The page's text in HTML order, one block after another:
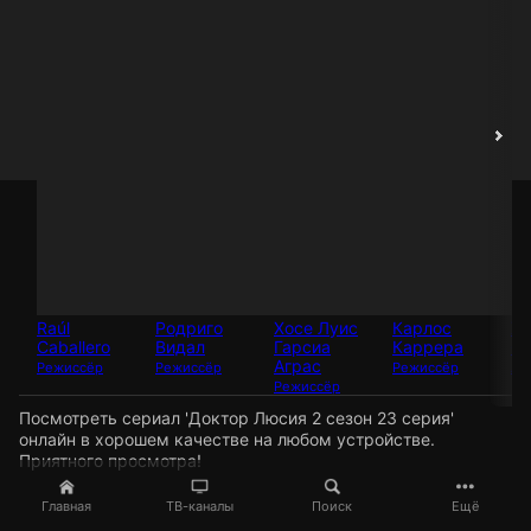
Главная ТВ-каналы Поиск Ещё
Raúl
Caballero
Режиссёр
Родриго
Видал
Режиссёр
Хосе Луис
Гарсиа
Аграс
Режиссёр
Карлос
Каррера
Режиссёр
Посмотреть сериал 'Доктор Люсия 2 сезон 23 серия'
онлайн в хорошем качестве на любом устройстве.
Приятного просмотра!